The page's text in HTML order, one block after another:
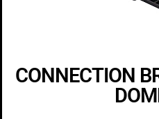
CONNECTION